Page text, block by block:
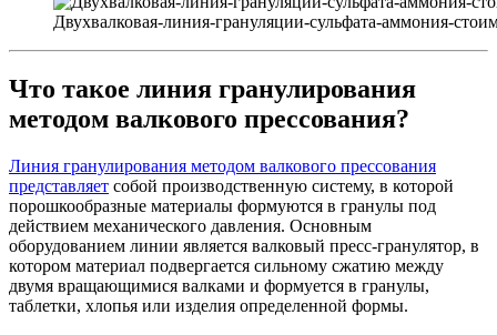
Двухвалковая-линия-грануляции-сульфата-аммония-
Что такое линия гранулирования
методом валкового прессования?
Линия гранулирования методом валкового прессования
представляет собой производственную систему, в которой
порошкообразные материалы формуются в гранулы под
действием механического давления. Основным
оборудованием линии является валковый пресс-гранулятор, в
котором материал подвергается сильному сжатию между
двумя вращающимися валками и формуется в гранулы,
таблетки, хлопья или изделия определенной формы.